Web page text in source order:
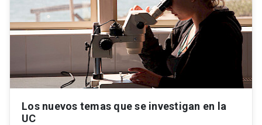
Los nuevos temas que se investigan en la
UC